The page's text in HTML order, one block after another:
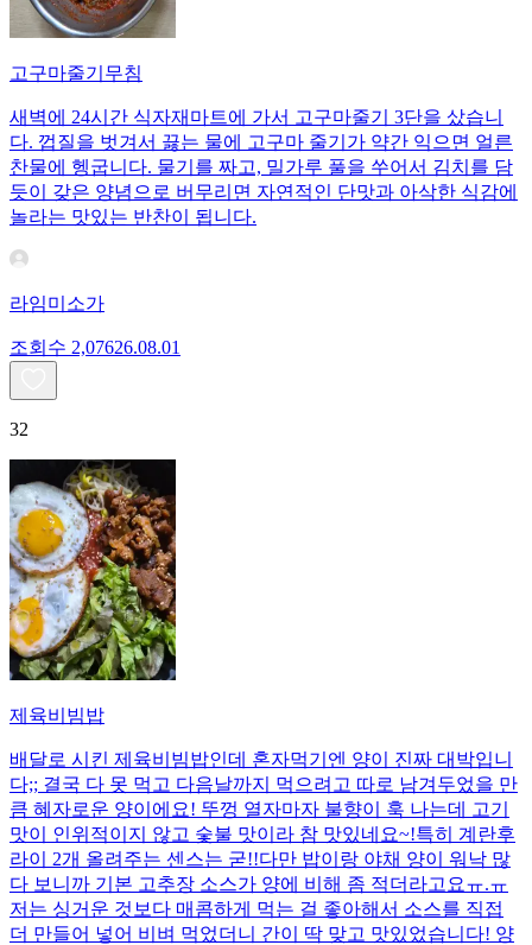
고구마줄기무침
새벽에 24시간 식자재마트에 가서 고구마줄기 3단을 샀습니
다. 껍질을 벗겨서 끓는 물에 고구마 줄기가 약간 익으면 얼른
찬물에 헹굽니다. 물기를 짜고, 밀가루 풀을 쑤어서 김치를 담
듯이 갖은 양념으로 버무리면 자연적인 단맛과 아삭한 식감에
놀라는 맛있는 반찬이 됩니다.
라임미소가
조회수 2,07626.08.01
32
제육비빔밥
배달로 시킨 제육비빔밥인데 혼자먹기엔 양이 진짜 대박입니
다;; 결국 다 못 먹고 다음날까지 먹으려고 따로 남겨두었을 만
큼 혜자로운 양이에요! 뚜껑 열자마자 불향이 훅 나는데 고기
맛이 인위적이지 않고 숯불 맛이라 참 맛있네요~!특히 계란후
라이 2개 올려주는 센스는 굳!! ​다만 밥이랑 야채 양이 워낙 많
다 보니까 기본 고추장 소스가 양에 비해 좀 적더라고요ㅠ.ㅠ
저는 싱거운 것보다 매콤하게 먹는 걸 좋아해서 소스를 직접
더 만들어 넣어 비벼 먹었더니 간이 딱 맞고 맛있었습니다! 양